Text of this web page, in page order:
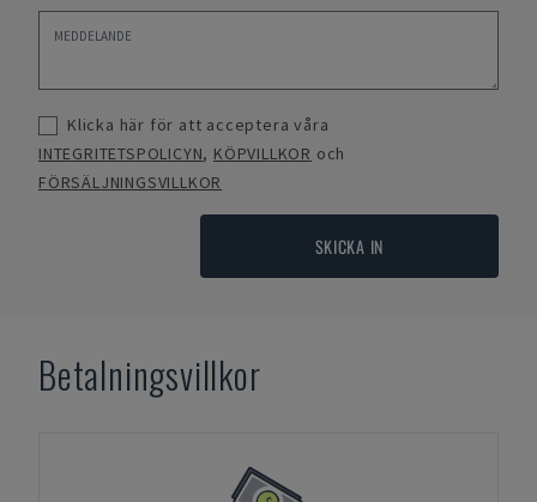
Klicka här för att acceptera våra
INTEGRITETSPOLICYN, KÖPVILLKOR och
FÖRSÄLJNINGSVILLKOR
SKICKA IN
Betalningsvillkor